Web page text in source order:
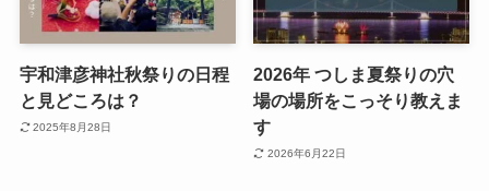
宇和津彦神社秋祭りの日程
と見どころは？
2025年8月28日
2026年 つしま夏祭りの穴
場の場所をこっそり教えま
す
2026年6月22日